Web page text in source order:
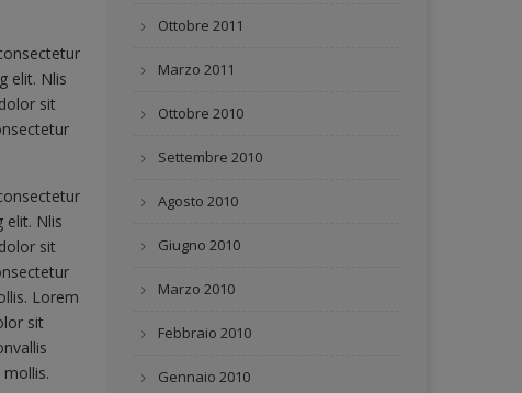
elit. Nlis
sit
elit. Nlis
sit
Lorem
sit
Ottobre 2011
Marzo 2011
Ottobre 2010
Settembre 2010
Agosto 2010
Giugno 2010
Marzo 2010
Febbraio 2010
Gennaio 2010